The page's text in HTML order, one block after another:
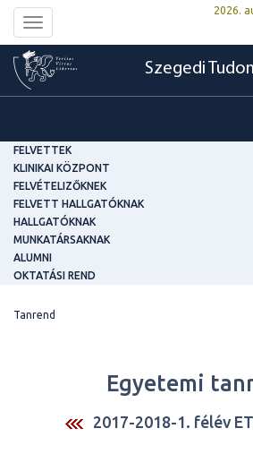
Toggle
navigation
2026.
Szegedi
FELVETTEK
KLINIKAI KÖZPONT
FELVÉTELIZŐKNEK
FELVETT HALLGATÓKNAK
HALLGATÓKNAK
MUNKATÁRSAKNAK
ALUMNI
OKTATÁSI REND
Tanrend
Egyetemi
2017-2018-1. félév